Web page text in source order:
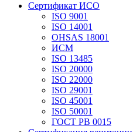
Сертификат ИСО
ISO 9001
ISO 14001
OHSAS 18001
ИСМ
ISO 13485
ISO 20000
ISO 22000
ISO 29001
ISO 45001
ISO 50001
ГОСТ РВ 0015